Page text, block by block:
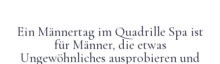
Kontakt
Ein Männertag im Quadrille Spa ist
für Männer, die etwas
Ungewöhnliches ausprobieren und